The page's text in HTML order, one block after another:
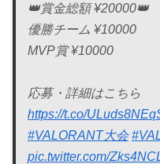
👑賞金総額 ¥20000👑
優勝チーム ¥10000
MVP賞 ¥10000
応募・詳細はこちら
https://t.co/
#VALORANT大会
pic.twitter.com/